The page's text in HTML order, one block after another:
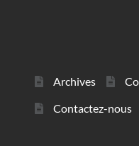
Archives
Contactez-nous